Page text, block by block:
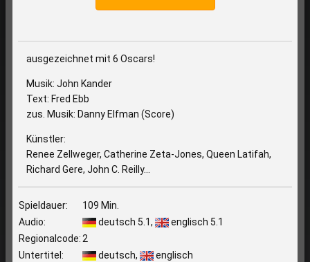
ausgezeichnet mit 6 Oscars!
Musik: John Kander
Text: Fred Ebb
zus. Musik: Danny Elfman (Score)
Künstler:
Renee Zellweger, Catherine Zeta-Jones, Queen Latifah,
Richard Gere, John C. Reilly...
Spieldauer:
109 Min.
Audio:
deutsch 5.1,
englisch 5.1
Regionalcode: 2
Untertitel:
deutsch,
englisch